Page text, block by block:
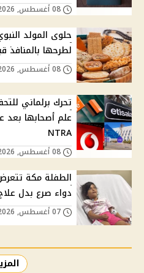
لطرحها بالمنافذ قبل
تحرك برلماني
NTRA
الطفلة مكة
دواء صرع بدل